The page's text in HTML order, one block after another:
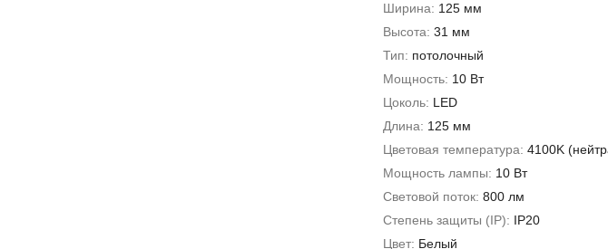
Ширина: 125 мм
Высота: 31 мм
Тип: потолочный
Мощность: 10 Вт
Цоколь: LED
Длина: 125 мм
Цветовая температура: 4100K
Мощность лампы: 10 Вт
Световой поток: 800 лм
Степень защиты (IP): IP20
Цвет: Белый